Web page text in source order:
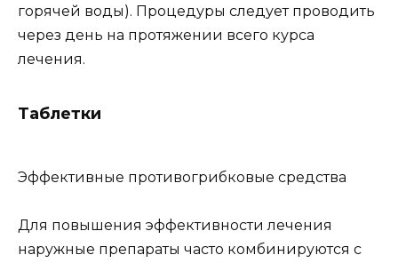
горячей воды). Процедуры следует проводить
через день на протяжении всего курса
лечения.
Таблетки
Эффективные противогрибковые средства
Для повышения эффективности лечения
наружные препараты часто комбинируются с